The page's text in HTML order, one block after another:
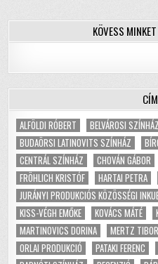
KÖVESS
ALFÖLDI RÓBERT BELVÁROSI SZÍNHÁZ
BUDAÖRSI LATINOVITS SZÍNHÁZ
CENTRÁL SZÍNHÁZ
CHOVÁN GÁBOR
FRÖHLICH KRISTÓF
HARTAI PETRA
JURÁNYI PRODUKCIÓS KÖZÖSSÉGI
KISS-VÉGH EMŐKE
KOVÁCS MÁTÉ
MARTINOVICS DORINA
MERTZ TIBOR
ORLAI PRODUKCIÓ
PATAKI FERENC